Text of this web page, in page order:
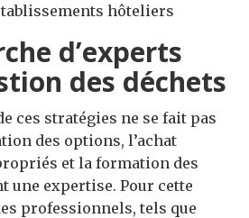
hôteliers
d’experts
des déchets
ces stratégies ne se fait pas
des options, l’achat
et la formation des
une expertise. Pour cette
professionnels, tels que